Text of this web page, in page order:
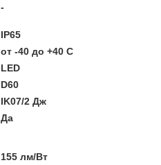
-
IP65
от -40 до +40 C
LED
D60
IK07/2 Дж
Да
155 лм/Вт